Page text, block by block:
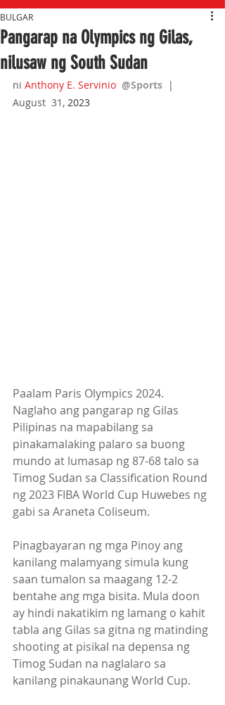
Pangarap na Olympics ng Gilas,
nilusaw ng South Sudan
BULGAR
ni Anthony E. Servinio @Sports |
August  31, 2023
Paalam Paris Olympics 2024.
Naglaho ang pangarap ng Gilas
Pilipinas na mapabilang sa
pinakamalaking palaro sa buong
mundo at lumasap ng 87-68 talo sa
Timog Sudan sa Classification Round
ng 2023 FIBA World Cup Huwebes ng
gabi sa Araneta Coliseum.
Pinagbayaran ng mga Pinoy ang
kanilang malamyang simula kung
saan tumalon sa maagang 12-2
bentahe ang mga bisita. Mula doon
ay hindi nakatikim ng lamang o kahit
tabla ang Gilas sa gitna ng matinding
shooting at pisikal na depensa ng
Timog Sudan na naglalaro sa
kanilang pinakaunang World Cup.